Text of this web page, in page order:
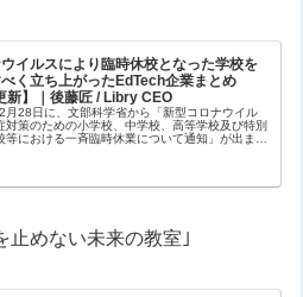
イルスにより臨時休校となった学校を
く立ち上がったEdTech企業まとめ
新】｜後藤匠 / Libry CEO
月28日に、文部科学省から「新型コロナウイル
対策のための小学校、中学校、高等学校及び特別
等における一斉臨時休業について通知」が出まし
止めない未来の教室｣